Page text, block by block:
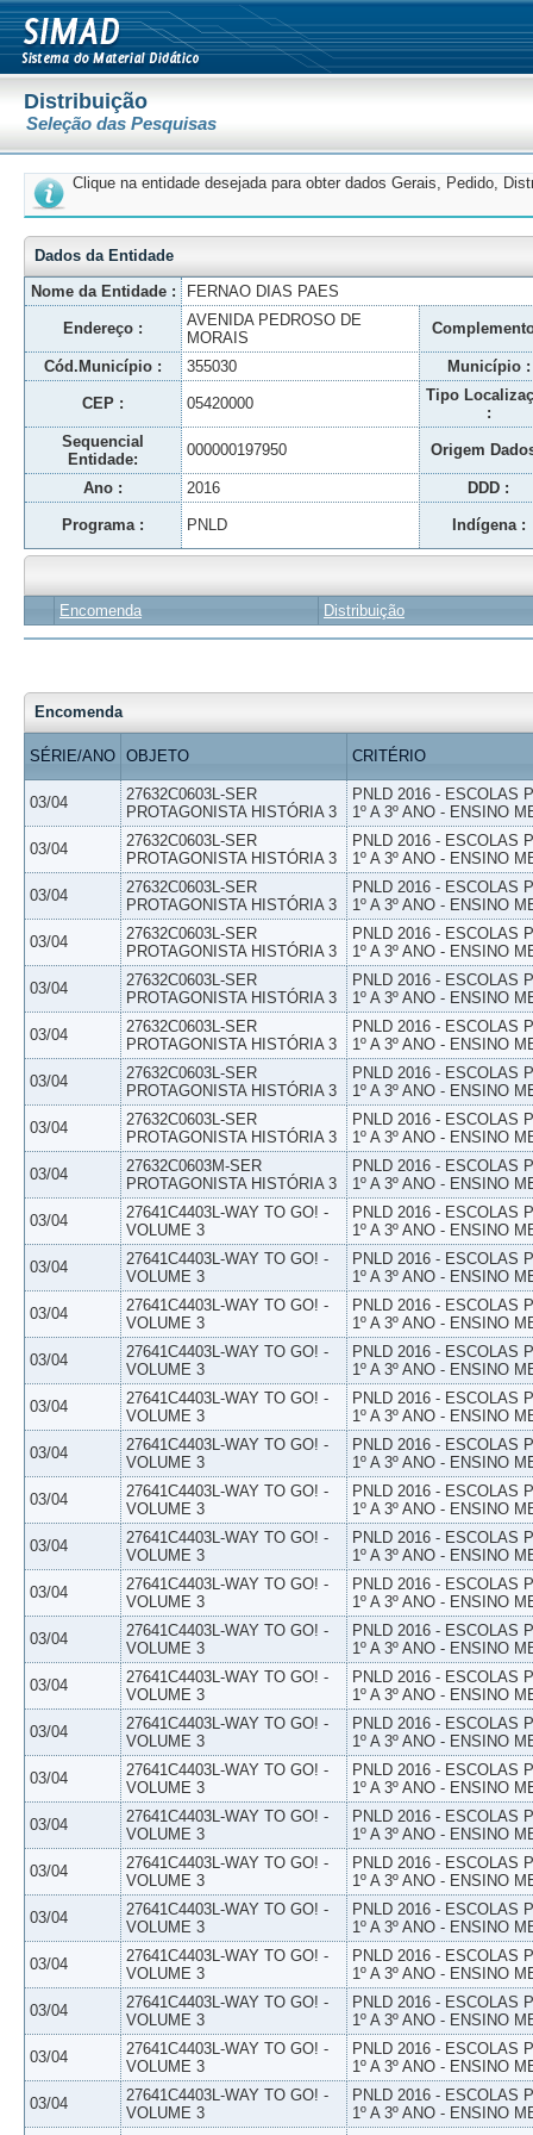
Distribuição
Seleção das Pesquisas
Clique na entidade desejada para obter dados Gerais, Pedido,
Dados da Entidade
Nome da Entidade :
FERNAO DIAS PAES
Endereço :
AVENIDA PEDROSO DE
MORAIS
Cód.Município : 355030 Município :
CEP : 05420000
Tipo
:
Sequencial
Entidade:
000000197950 Origem
Ano : 2016 DDD :
Programa : PNLD Indígena :
Encomenda Distribuição
Encomenda
SÉRIE/ANO OBJETO CRITÉRIO
03/04
27632C0603L-SER
PROTAGONISTA HISTÓRIA 3
PNLD 2016 - ESCOLAS
1º A 3º ANO - ENSINO
03/04
27632C0603L-SER
PROTAGONISTA HISTÓRIA 3
PNLD 2016 - ESCOLAS
1º A 3º ANO - ENSINO
03/04
27632C0603L-SER
PROTAGONISTA HISTÓRIA 3
PNLD 2016 - ESCOLAS
1º A 3º ANO - ENSINO
03/04
27632C0603L-SER
PROTAGONISTA HISTÓRIA 3
PNLD 2016 - ESCOLAS
1º A 3º ANO - ENSINO
03/04
27632C0603L-SER
PROTAGONISTA HISTÓRIA 3
PNLD 2016 - ESCOLAS
1º A 3º ANO - ENSINO
03/04
27632C0603L-SER
PROTAGONISTA HISTÓRIA 3
PNLD 2016 - ESCOLAS
1º A 3º ANO - ENSINO
03/04
27632C0603L-SER
PROTAGONISTA HISTÓRIA 3
PNLD 2016 - ESCOLAS
1º A 3º ANO - ENSINO
03/04
27632C0603L-SER
PROTAGONISTA HISTÓRIA 3
PNLD 2016 - ESCOLAS
1º A 3º ANO - ENSINO
03/04
27632C0603M-SER
PROTAGONISTA HISTÓRIA 3
PNLD 2016 - ESCOLAS
1º A 3º ANO - ENSINO
03/04
27641C4403L-WAY TO GO! -
VOLUME 3
PNLD 2016 - ESCOLAS
1º A 3º ANO - ENSINO
03/04
27641C4403L-WAY TO GO! -
VOLUME 3
PNLD 2016 - ESCOLAS
1º A 3º ANO - ENSINO
03/04
27641C4403L-WAY TO GO! -
VOLUME 3
PNLD 2016 - ESCOLAS
1º A 3º ANO - ENSINO
03/04
27641C4403L-WAY TO GO! -
VOLUME 3
PNLD 2016 - ESCOLAS
1º A 3º ANO - ENSINO
03/04
27641C4403L-WAY TO GO! -
VOLUME 3
PNLD 2016 - ESCOLAS
1º A 3º ANO - ENSINO
03/04
27641C4403L-WAY TO GO! -
VOLUME 3
PNLD 2016 - ESCOLAS
1º A 3º ANO - ENSINO
03/04
27641C4403L-WAY TO GO! -
VOLUME 3
PNLD 2016 - ESCOLAS
1º A 3º ANO - ENSINO
03/04
27641C4403L-WAY TO GO! -
VOLUME 3
PNLD 2016 - ESCOLAS
1º A 3º ANO - ENSINO
03/04
27641C4403L-WAY TO GO! -
VOLUME 3
PNLD 2016 - ESCOLAS
1º A 3º ANO - ENSINO
03/04
27641C4403L-WAY TO GO! -
VOLUME 3
PNLD 2016 - ESCOLAS
1º A 3º ANO - ENSINO
03/04
27641C4403L-WAY TO GO! -
VOLUME 3
PNLD 2016 - ESCOLAS
1º A 3º ANO - ENSINO
03/04
27641C4403L-WAY TO GO! -
VOLUME 3
PNLD 2016 - ESCOLAS
1º A 3º ANO - ENSINO
03/04
27641C4403L-WAY TO GO! -
VOLUME 3
PNLD 2016 - ESCOLAS
1º A 3º ANO - ENSINO
03/04
27641C4403L-WAY TO GO! -
VOLUME 3
PNLD 2016 - ESCOLAS
1º A 3º ANO - ENSINO
03/04
27641C4403L-WAY TO GO! -
VOLUME 3
PNLD 2016 - ESCOLAS
1º A 3º ANO - ENSINO
03/04
27641C4403L-WAY TO GO! -
VOLUME 3
PNLD 2016 - ESCOLAS
1º A 3º ANO - ENSINO
03/04
27641C4403L-WAY TO GO! -
VOLUME 3
PNLD 2016 - ESCOLAS
1º A 3º ANO - ENSINO
03/04
27641C4403L-WAY TO GO! -
VOLUME 3
PNLD 2016 - ESCOLAS
1º A 3º ANO - ENSINO
03/04
27641C4403L-WAY TO GO! -
VOLUME 3
PNLD 2016 - ESCOLAS
1º A 3º ANO - ENSINO
03/04
27641C4403L-WAY TO GO! -
VOLUME 3
PNLD 2016 - ESCOLAS
1º A 3º ANO - ENSINO